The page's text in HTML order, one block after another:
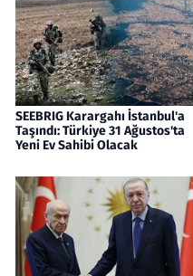
SEEBRIG Karargahı İstanbul'a
Taşındı: Türkiye 31 Ağustos'ta
Yeni Ev Sahibi Olacak